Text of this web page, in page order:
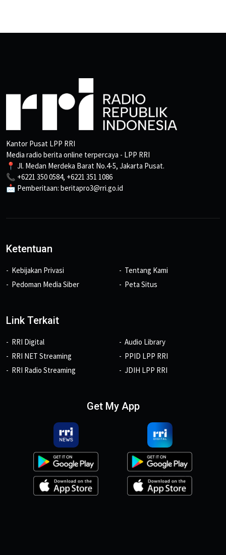
Kantor Pusat LPP RRI
Media radio berita online terpercaya - LPP RRI
📍 Jl. Medan Merdeka Barat No.4-5, Jakarta Pusat.
📞 +6221 350 0584, +6221 351 1086
📩 Pemberitaan: beritapro3@rri.go.id
Ketentuan
Kebijakan Privasi
Pedoman Media Siber
Tentang Kami
Peta Situs
Link Terkait
RRI Digital
RRI NET Streaming
RRI Radio Streaming
Audio Library
PPID LPP RRI
JDIH LPP RRI
Get My App